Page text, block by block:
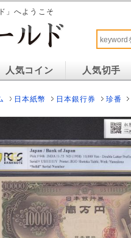
」へようこそ
人気コイン 人気切手
日本紙幣 日本銀行券 珍番